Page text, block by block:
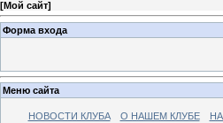
[Мой сайт]
Форма входа
Меню сайта
НОВОСТИ КЛУБА О НАШЕМ КЛУБЕ